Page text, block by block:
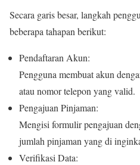
Secara garis besar, langkah
beberapa tahapan berikut:
Pendaftaran Akun:
Pengguna membuat akun
atau nomor telepon yang valid.
Pengajuan Pinjaman:
Mengisi formulir pengajuan
jumlah pinjaman yang di
Verifikasi Data: